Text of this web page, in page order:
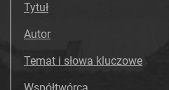
Tytuł
Autor
Temat i słowa kluczowe